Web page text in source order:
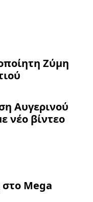
Ζύμη
Αυγερινού
νέο βίντεο
Mega